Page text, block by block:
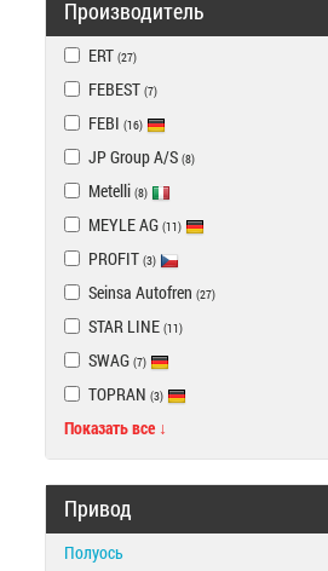
Производитель
ERT (27)
FEBEST (7)
FEBI (16)
JP Group A/S (8)
Metelli (8)
MEYLE AG (11)
PROFIT (3)
Seinsa Autofren (27)
STAR LINE (11)
SWAG (7)
TOPRAN (3)
Показать все ↓
Привод
Полуось